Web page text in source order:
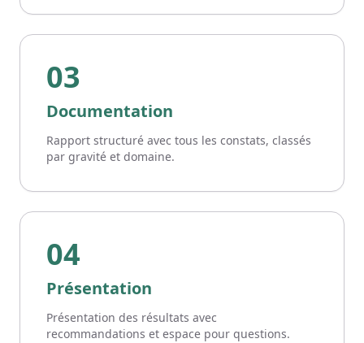
03
Documentation
Rapport structuré avec tous les constats, classés
par gravité et domaine.
04
Présentation
Présentation des résultats avec
recommandations et espace pour questions.